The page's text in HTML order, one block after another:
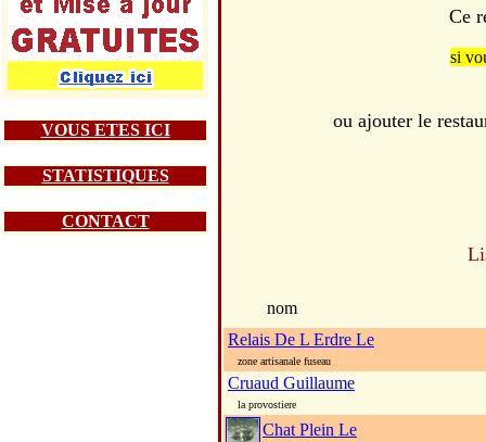
VOUS ETES ICI
STATISTIQUES
CONTACT
Ce
si
ou ajouter le
nom
Relais De L Erdre Le
zone artisanale fuseau
Cruaud Guillaume
la provostiere
Chat Plein Le